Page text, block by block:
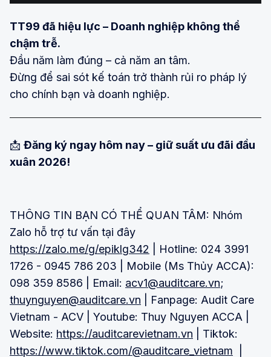
TT99 đã hiệu lực – Doanh nghiệp không thể
chậm trễ.
Đầu năm làm đúng – cả năm an tâm.
Đừng để sai sót kế toán trở thành rủi ro pháp lý
cho chính bạn và doanh nghiệp.
📩 Đăng ký ngay hôm nay – giữ suất ưu đãi đầu
xuân 2026!
THÔNG TIN BẠN CÓ THỂ QUAN TÂM: Nhóm
Zalo hỗ trợ tư vấn tại đây
https://zalo.me/g/epiklg342 | Hotline: 024 3991
1726 - 0945 786 203 | Mobile (Ms Thủy ACCA):
098 359 8586 | Email: acv1@auditcare.vn;
thuynguyen@auditcare.vn | Fanpage: Audit Care
Vietnam - ACV | Youtube: Thuy Nguyen ACCA |
Website: https://auditcarevietnam.vn | Tiktok:
https://www.tiktok.com/@auditcare_vietnam